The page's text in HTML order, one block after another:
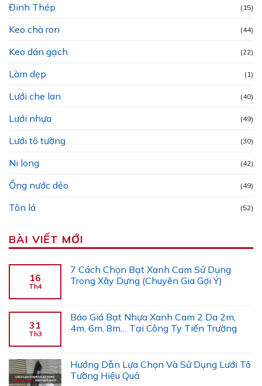
Đinh Thép (15)
Keo chà ron (44)
Keo dán gạch (22)
Làm dẹp (1)
Lưới che lan (40)
Lưới nhựa (49)
Lưới tô tường (30)
Ni long (42)
Ống nước dẻo (49)
Tôn lá (52)
BÀI VIẾT MỚI
16
Th4
7 Cách Chọn Bạt Xanh Cam Sử Dụng
Trong Xây Dựng (Chuyên Gia Gợi Ý)
31
Th3
Báo Giá Bạt Nhựa Xanh Cam 2 Da 2m,
4m, 6m, 8m… Tại Công Ty Tiến Trường
Hướng Dẫn Lựa Chọn Và Sử Dụng Lưới Tô
Tường Hiệu Quả